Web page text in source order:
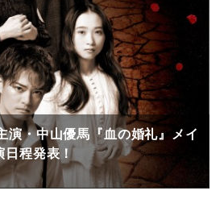
演・中山優馬『血の婚礼』メイ
日程発表！